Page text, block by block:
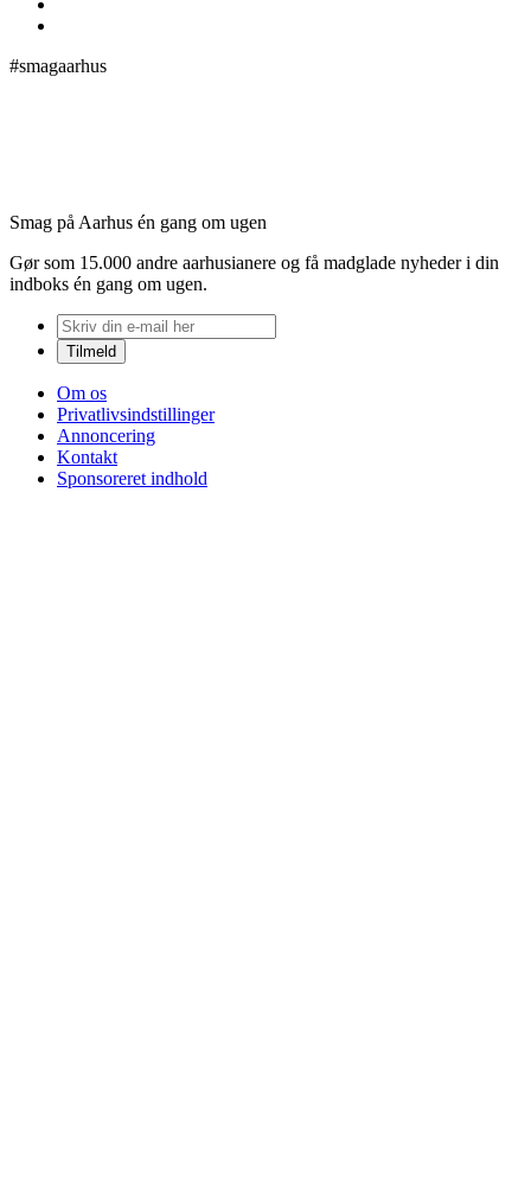
#smagaarhus
Smag på Aarhus én gang om ugen
Gør som 15.000 andre aarhusianere og få madglade nyheder i din
indboks én gang om ugen.
Om os
Privatlivsindstillinger
Annoncering
Kontakt
Sponsoreret indhold